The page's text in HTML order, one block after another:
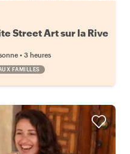
Street Art sur la Rive
• 3 heures
FAMILLES